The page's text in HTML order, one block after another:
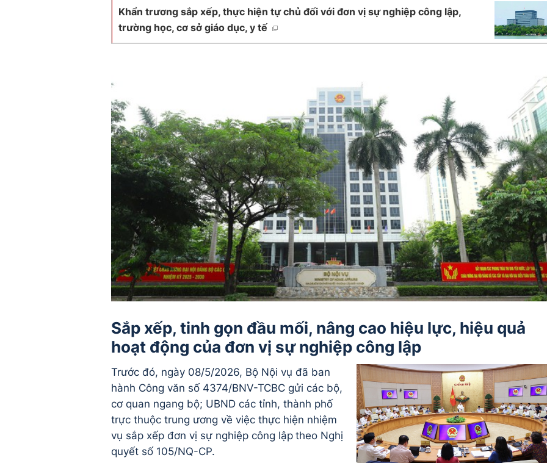
Khẩn trương sắp xếp, thực hiện tự chủ đối với đơn vị sự nghiệp công lập,
trường học, cơ sở giáo dục, y tế
Sắp xếp, tinh gọn đầu mối, nâng cao hiệu lực, hiệu quả
hoạt động của đơn vị sự nghiệp công lập
Trước đó, ngày 08/5/2026, Bộ Nội vụ đã ban
hành Công văn số 4374/BNV-TCBC gửi các bộ,
cơ quan ngang bộ; UBND các tỉnh, thành phố
trực thuộc trung ương về việc thực hiện nhiệm
vụ sắp xếp đơn vị sự nghiệp công lập theo Nghị
quyết số 105/NQ-CP.